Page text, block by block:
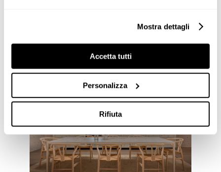
Mostra dettagli
Accetta tutti
Personalizza
Rifiuta